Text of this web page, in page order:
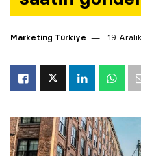
Marketing Türkiye 19